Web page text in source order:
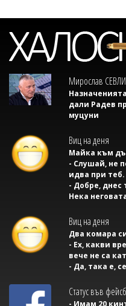
Мирослав
дали Радев
муцуни
Виц на деня
Майка към
- Слушай, не
идва при
- Добре, днес
Нека
Виц на деня
Два комара
- Ех, какви
вече не са
- Да, така е,
Статус във
- Имам 20